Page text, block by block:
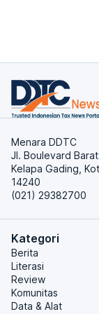
Menara DDTC
Jl. Boulevard
Kelapa Gading,
14240
(021) 29382700
Kategori
Berita
Literasi
Review
Komunitas
Data & Alat